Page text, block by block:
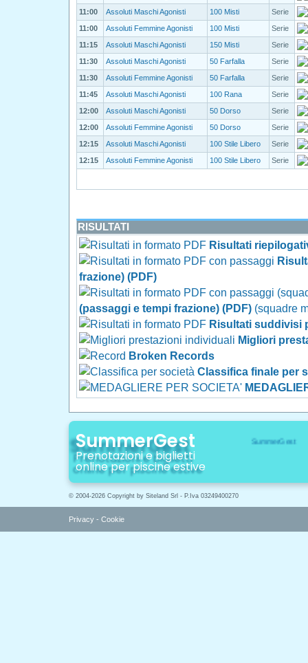
11:00
Assoluti Maschi Agonisti 100 Misti
Serie
11:00
Assoluti Femmine Agonisti 100 Misti
Serie
11:15
Assoluti Maschi Agonisti 150 Misti
Serie
11:30
Assoluti Maschi Agonisti 50 Farfalla
Serie
11:30
Assoluti Femmine Agonisti 50 Farfalla
Serie
11:45
Assoluti Maschi Agonisti 100 Rana
Serie
12:00
Assoluti Maschi Agonisti 50 Dorso
Serie
12:00
Assoluti Femmine Agonisti 50 Dorso
Serie
12:15
Assoluti Maschi Agonisti 100 Stile Libero
Serie
12:15
Assoluti Femmine Agonisti 100 Stile Libero Serie
RISULTATI
Risultati
frazione) (PDF)
(passaggi e tempi frazione) (PDF) (squadre
Risultati suddivisi
Migliori
Broken Records
Classifica finale per
SummerGest
Prenotazioni e biglietti
online per piscine estive
© 2004-2026 Copyright by Siteland Srl - P.Iva 03249400270
Privacy - Cookie